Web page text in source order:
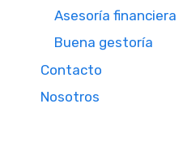
Asesoría financiera
Buena gestoría
Contacto
Nosotros